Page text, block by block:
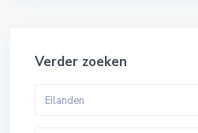
Verder zoeken
Eilanden